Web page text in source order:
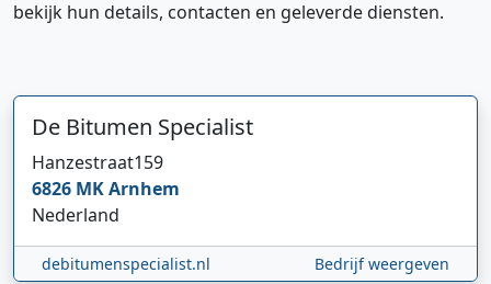
bekijk hun details, contacten en geleverde diensten.
De Bitumen Specialist
Hanzestraat159
6826 MKArnhem
Nederland
debitumenspecialist.nl Bedrijf weergeven